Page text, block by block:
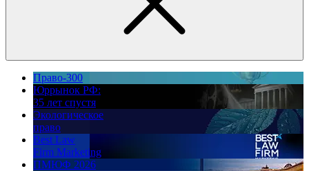
Право-300
Юррынок РФ:
35 лет спустя
Экологическое
право
Best Law
Firm Marketing
ПМЮФ 2026